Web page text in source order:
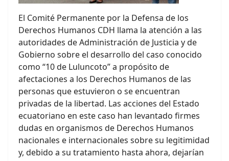
El Comité Permanente por la Defensa de los
Derechos Humanos CDH llama la atención a las
autoridades de Administración de Justicia y de
Gobierno sobre el desarrollo del caso conocido
como “10 de Luluncoto” a propósito de
afectaciones a los Derechos Humanos de las
personas que estuvieron o se encuentran
privadas de la libertad. Las acciones del Estado
ecuatoriano en este caso han levantado firmes
dudas en organismos de Derechos Humanos
nacionales e internacionales sobre su legitimidad
y, debido a su tratamiento hasta ahora, dejarían